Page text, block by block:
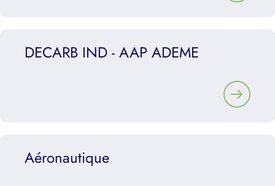
DECARB IND - AAP ADEME
Aéronautique